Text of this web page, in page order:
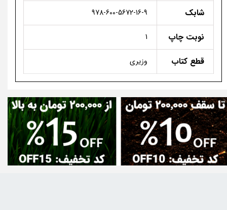
شابک 978-600-5672-16-9
نوبت چاپ 1
قطع کتاب وزیری